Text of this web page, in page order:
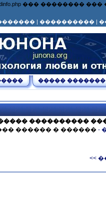
���
| ���������� |
����� �������
����������
������ � ������ -
<<